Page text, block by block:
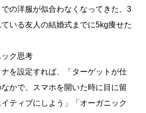
の洋服が似合わなくなってきた、3
いる友人の結婚式までに5kg痩せた
ク思考
を設定すれば、「ターゲットが仕
かで、スマホを開いた時に目に留
ティブにしよう」「オーガニック